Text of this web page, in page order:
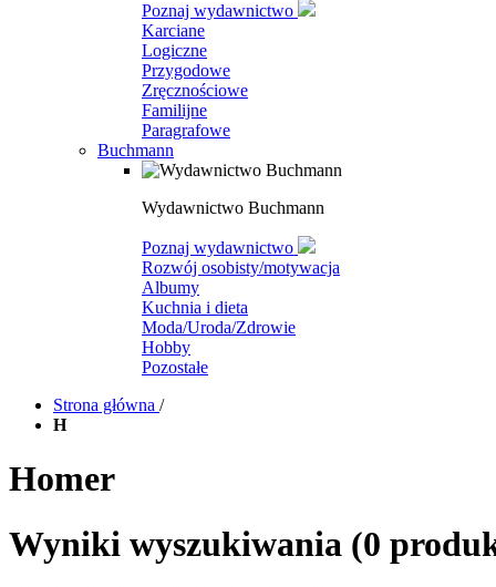
Poznaj wydawnictwo
Karciane
Logiczne
Przygodowe
Zręcznościowe
Familijne
Paragrafowe
Buchmann
Wydawnictwo Buchmann
Poznaj wydawnictwo
Rozwój osobisty/motywacja
Albumy
Kuchnia i dieta
Moda/Uroda/Zdrowie
Hobby
Pozostałe
Strona główna /
H
Homer
Wyniki wyszukiwania (0